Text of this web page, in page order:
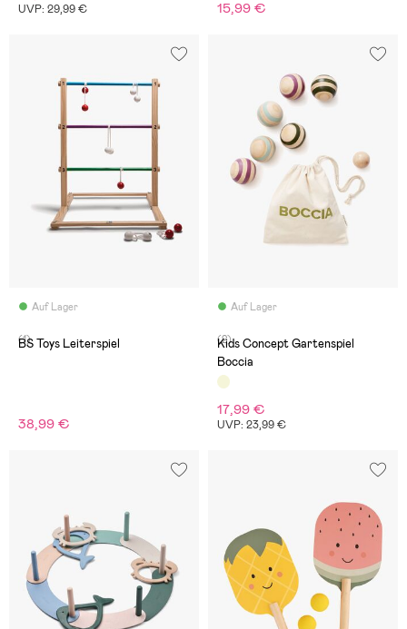
UVP: 29,99 € 15,99 €
Auf Lager
(1)
BS Toys Leiterspiel
38,99 €
Auf Lager
(2)
Kids Concept Gartenspiel
Boccia
17,99 €
UVP: 23,99 €